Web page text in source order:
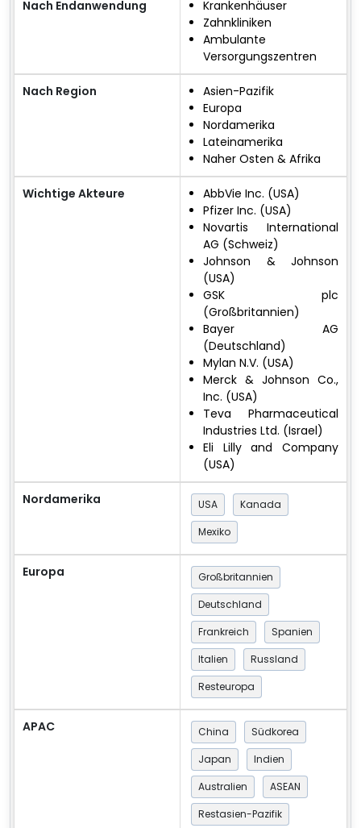
Nach Endanwendung
Krankenhäuser
Zahnkliniken
Ambulante
Versorgungszentren
Nach Region
Asien-Pazifik
Europa
Nordamerika
Lateinamerika
Naher Osten & Afrika
Wichtige Akteure
AbbVie Inc. (USA)
Pfizer Inc. (USA)
Novartis International
AG (Schweiz)
Johnson & Johnson
(USA)
GSK plc
(Großbritannien)
Bayer AG
(Deutschland)
Mylan N.V. (USA)
Merck & Johnson Co.,
Inc. (USA)
Teva Pharmaceutical
Industries Ltd. (Israel)
Eli Lilly and Company
(USA)
Nordamerika USA
Kanada
Mexiko
Europa
Großbritannien
Deutschland
Frankreich
Spanien
Italien
Russland
Resteuropa
APAC China
Südkorea
Japan
Indien
Australien
ASEAN
Restasien-Pazifik